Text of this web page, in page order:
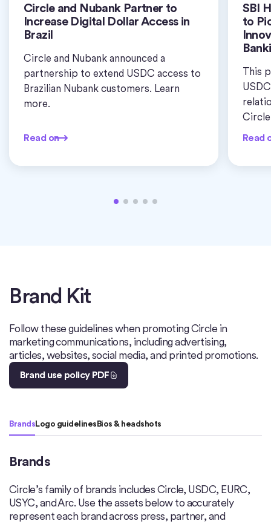
Circle and Nubank Partner to
Increase Digital Dollar Access in
Brazil
Circle and Nubank announced a
partnership to extend USDC access to
Brazilian Nubank customers. Learn
more.
Read on
SBI
to
This
more.
Read
Brand Kit
Follow these guidelines when promoting Circle in
marketing communications, including advertising,
articles, websites, social media, and printed promotions.
Brand use policy PDF
BrandsLogo guidelinesBios & headshots
Brands
Circle’s family of brands includes Circle, USDC, EURC,
USYC, and Arc. Use the assets below to accurately
represent each brand across press, partner, and